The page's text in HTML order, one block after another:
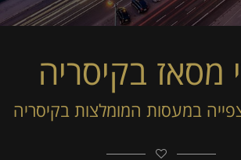
מסאז בקיסריה
במעסות המומלצות בקיסריה